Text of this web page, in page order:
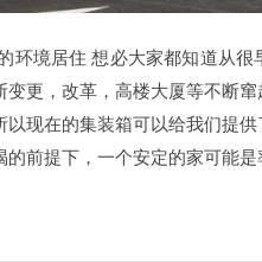
境居住 想必大家都知道从很
更，改革，高楼大厦等不断
现在的集装箱可以给我们提
前提下，一个安定的家可能是